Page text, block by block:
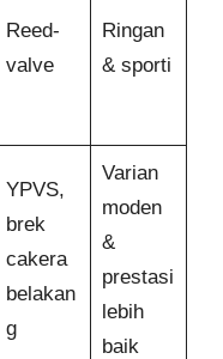
Reed-
valve
Ringan
& sporti
YPVS,
brek
cakera
belakan
g
Varian
moden
&
prestasi
lebih
baik